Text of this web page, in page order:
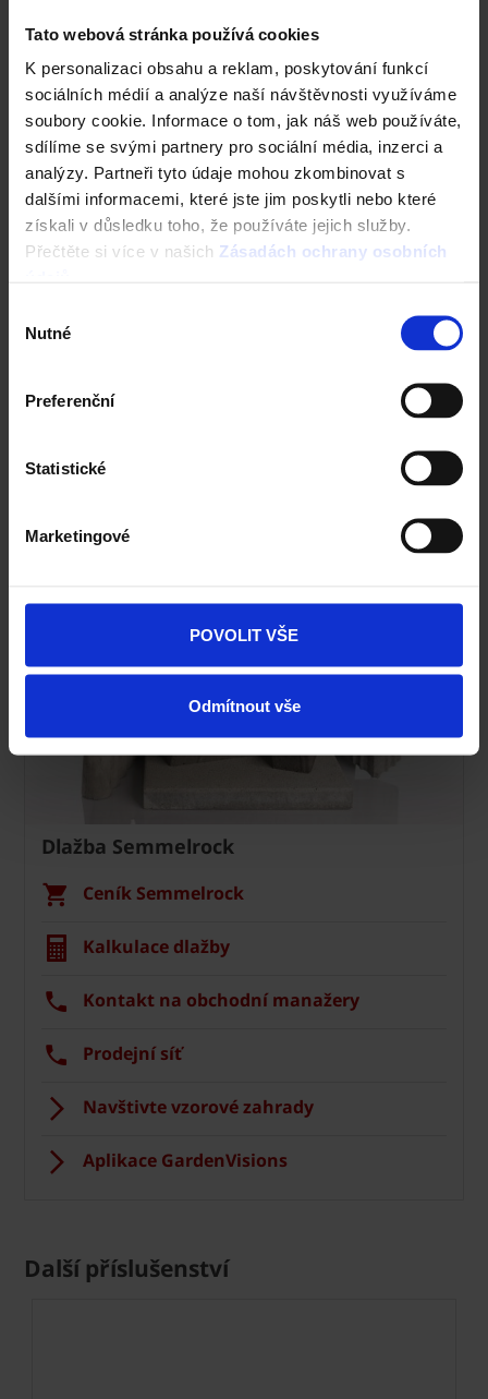
Tato webová stránka používá cookies
K personalizaci obsahu a reklam, poskytování funkcí
sociálních médií a analýze naší návštěvnosti využíváme
soubory cookie. Informace o tom, jak náš web používáte,
sdílíme se svými partnery pro sociální média, inzerci a
analýzy. Partneři tyto údaje mohou zkombinovat s
dalšími informacemi, které jste jim poskytli nebo které
získali v důsledku toho, že používáte jejich služby.
Přečtěte si více v našich Zásadách ochrany osobních
souhlasu
Nutné
Preferenční
Statistické
Marketingové
POVOLIT VŠE
Odmítnout vše
Specialista prodeje
Navštivte vzorkovnu Terca
Dlažba Semmelrock
Ceník Semmelrock
Kalkulace dlažby
Kontakt na obchodní manažery
Prodejní síť
Navštivte vzorové zahrady
Aplikace GardenVisions
Další příslušenství